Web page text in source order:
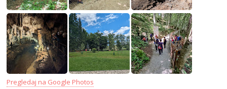
Pregledaj na Google Photos